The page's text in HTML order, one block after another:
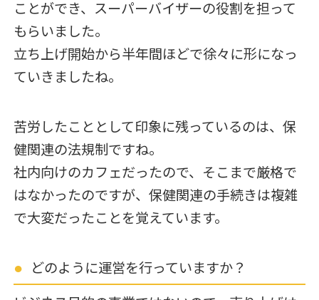
ことができ、スーパーバイザーの役割を担って
もらいました。
立ち上げ開始から半年間ほどで徐々に形になっ
ていきましたね。
苦労したこととして印象に残っているのは、保
健関連の法規制ですね。
社内向けのカフェだったので、そこまで厳格で
はなかったのですが、保健関連の手続きは複雑
で大変だったことを覚えています。
どのように運営を行っていますか？